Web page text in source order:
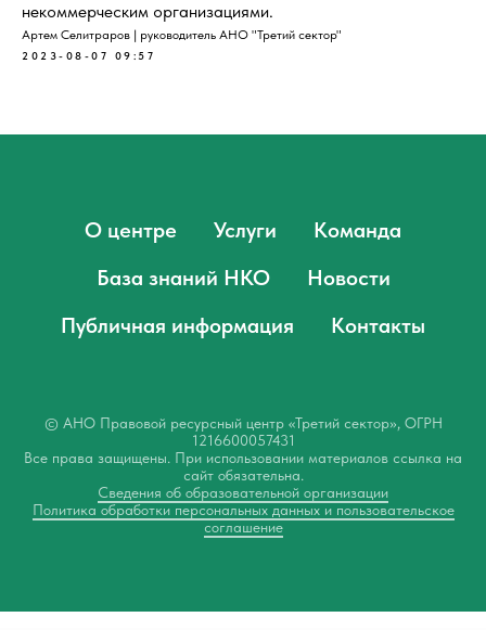
некоммерческим организациями.
Артем Селитраров | руководитель АНО "Третий сектор"
2023-08-07 09:57
О центре Услуги
Команда
База знаний НКО
Новости
Публичная информация
Контакты
© АНО Правовой ресурсный центр «Третий сектор», ОГРН
1216600057431
Все права защищены. При использовании материалов ссылка на
сайт обязательна.
Сведения об образовательной организации
Политика обработки персональных данных и пользовательское
соглашение